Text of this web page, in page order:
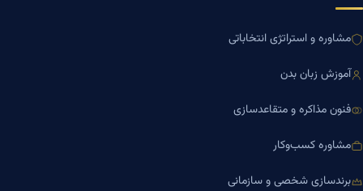
مشاوره و استراتژی انتخاباتی
آموزش زبان بدن
فنون مذاکره و متقاعدسازی
مشاوره کسب‌وکار
برندسازی شخصی و سازمانی